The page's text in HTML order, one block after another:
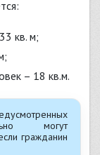
кв. м;
– 18 кв.м.
могут
гражданин